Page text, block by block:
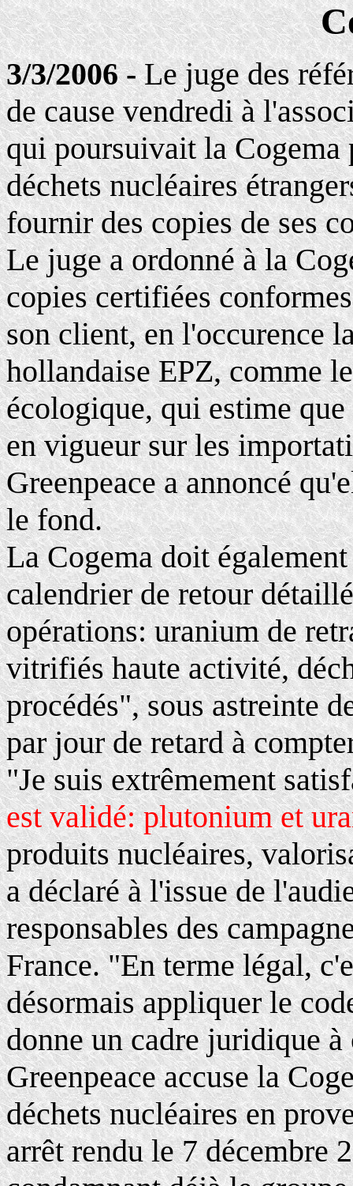
3/3/2006 -Le juge des
de cause vendredi à
qui poursuivait la
déchets nucléaires
fournir des copies de ses
Le juge a ordonné à la
copies certifiées
son client, en l'occurence
hollandaise EPZ, comme
écologique, qui estime
en vigueur sur les
Greenpeace a annoncé
le fond.
La Cogema doit
calendrier de retour
opérations: uranium de
vitrifiés haute activité,
procédés", sous astreinte
par jour de retard à
"Je suis extrêmement
est validé: plutonium et
produits nucléaires,
a déclaré à l'issue de
responsables des
France. "En terme légal,
désormais appliquer le
donne un cadre juridique
Greenpeace accuse la
déchets nucléaires en
arrêt rendu le 7 décembre